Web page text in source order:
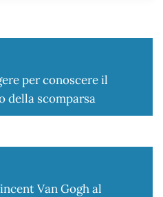
per conoscere il
della scomparsa
Van Gogh al